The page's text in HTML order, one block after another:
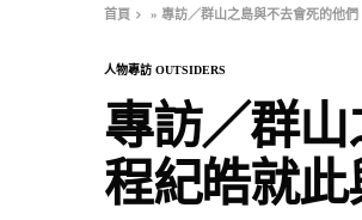
首頁 »專訪／群山之島與不去會死的他
人物專訪 OUTSIDERS
專訪／群
程紀皓就